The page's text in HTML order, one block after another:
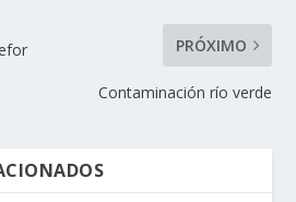
PRÓXIMO
Contaminación río verde